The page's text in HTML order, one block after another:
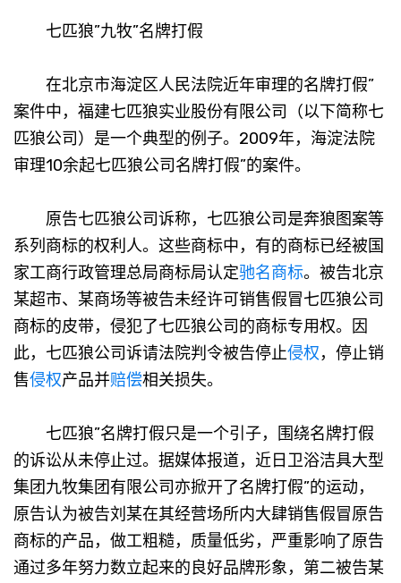
七匹狼”九牧”名牌打假
在北京市海淀区人民法院近年审理的名牌打假”
案件中，福建七匹狼实业股份有限公司（以下简称七
匹狼公司）是一个典型的例子。2009年，海淀法院
审理10余起七匹狼公司名牌打假”的案件。
原告七匹狼公司诉称，七匹狼公司是奔狼图案等
系列商标的权利人。这些商标中，有的商标已经被国
家工商行政管理总局商标局认定驰名商标。被告北京
某超市、某商场等被告未经许可销售假冒七匹狼公司
商标的皮带，侵犯了七匹狼公司的商标专用权。因
此，七匹狼公司诉请法院判令被告停止侵权，停止销
售侵权产品并赔偿相关损失。
七匹狼”名牌打假只是一个引子，围绕名牌打假
的诉讼从未停止过。据媒体报道，近日卫浴洁具大型
集团九牧集团有限公司亦掀开了名牌打假”的运动，
原告认为被告刘某在其经营场所内大肆销售假冒原告
商标的产品，做工粗糙，质量低劣，严重影响了原告
通过多年努力数立起来的良好品牌形象，第二被告某